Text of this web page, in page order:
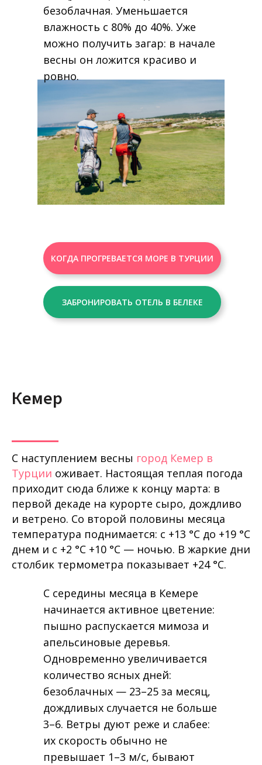
безоблачная. Уменьшается
влажность с 80% до 40%. Уже
можно получить загар: в начале
весны он ложится красиво и
ровно.
КОГДА ПРОГРЕВАЕТСЯ МОРЕ В ТУРЦИИ
ЗАБРОНИРОВАТЬ ОТЕЛЬ В БЕЛЕКЕ
Кемер
С наступлением весны город Кемер в
Турции оживает. Настоящая теплая погода
приходит сюда ближе к концу марта: в
первой декаде на курорте сыро, дождливо
и ветрено. Со второй половины месяца
температура поднимается: с +13 °C до +19 °C
днем и с +2 °C +10 °C — ночью. В жаркие дни
столбик термометра показывает +24 °C.
С середины месяца в Кемере
начинается активное цветение:
пышно распускается мимоза и
апельсиновые деревья.
Одновременно увеличивается
количество ясных дней:
безоблачных — 23–25 за месяц,
дождливых случается не больше
3–6. Ветры дуют реже и слабее:
их скорость обычно не
превышает 1–3 м/с, бывают